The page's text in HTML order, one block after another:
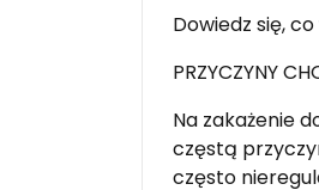
Dowiedz się,
PRZYCZYNY
Na zakażenie
częstą
często